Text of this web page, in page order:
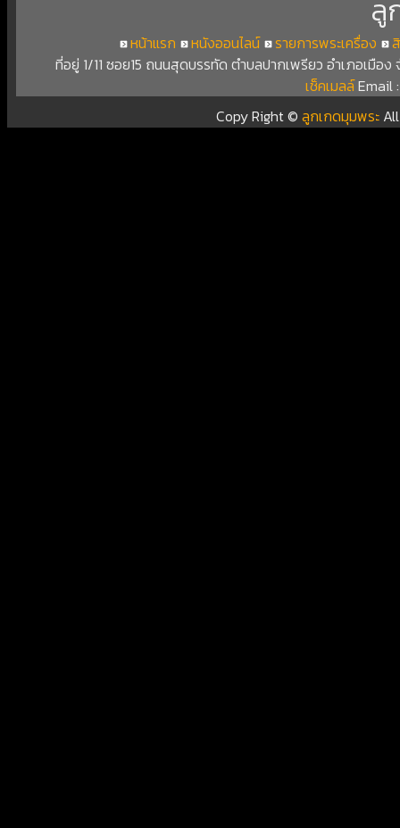
ลู
หน้าแรก หนังออนไลน์ รายการพระเครื่อง
ที่อยู่ 1/11 ซอย15 ถนนสุดบรรทัด ตำบลปากเพรียว อำเภอเมือ
เช็คเมลล์Email
Copy Right ©ลูกเกดมุมพระ